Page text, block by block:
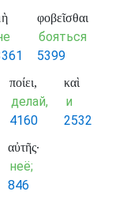
φοβεῖσθαι
бояться
5399
ποίει,
делай,
4160
καὶ
и
2532
αὐτῆς·
неё;
846